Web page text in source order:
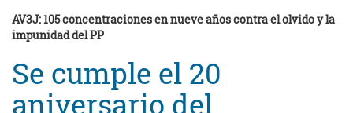
AV3J: 105 concentraciones en nueve años contra el olvido y la
impunidad del PP
Se cumple el 20
aniversario del